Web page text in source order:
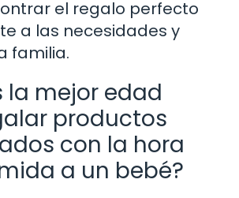
el regalo perfecto
a las necesidades y
familia.
la mejor edad
productos
con la hora
a un bebé?